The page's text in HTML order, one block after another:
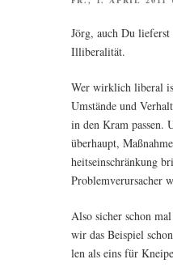
Jörg, auch Du
Illiberalität.
Wer wirk­lich libe­ral
Umstän­de und
in den Kram pas­sen.
über­haupt,
heits­ein­schrän­kung
Pro­blem­ver­ur­sa­cher
Also sicher schon
wir das Bei­spiel
len als eins für